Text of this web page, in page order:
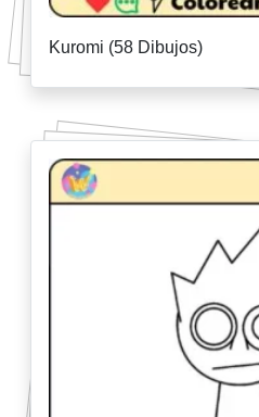
Kuromi (58 Dibujos)